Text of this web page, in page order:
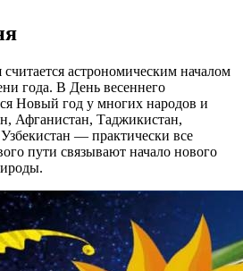
астрономическим началом
года. В День весеннего
Новый год у многих народов и
Афганистан, Таджикистан,
— практически все
пути связывают начало нового